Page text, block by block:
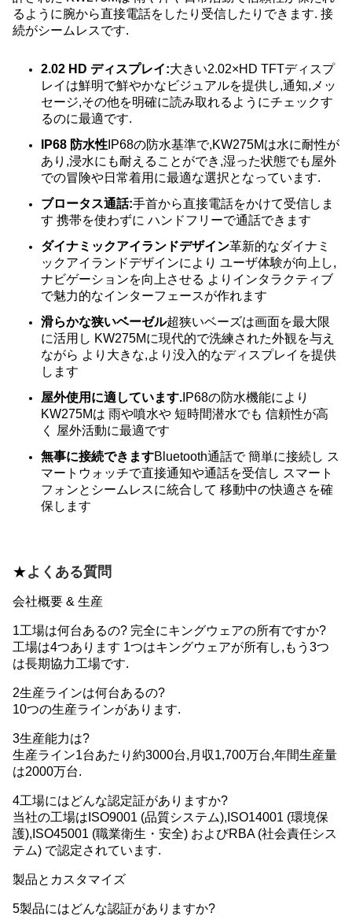
るように腕から直接電話をしたり受信したりできます. 接
続がシームレスです.
2.02 HD ディスプレイ:大きい2.02×HD TFTディスプ
レイは鮮明で鮮やかなビジュアルを提供し,通知,メッ
セージ,その他を明確に読み取れるようにチェックす
るのに最適です.
IP68 防水性 IP68の防水基準で,KW275Mは水に耐性が
あり,浸水にも耐えることができ,湿った状態でも屋外
での冒険や日常着用に最適な選択となっています.
ブロータス通話:手首から直接電話をかけて受信しま
す 携帯を使わずに ハンドフリーで通話できます
ダイナミックアイランドデザイン革新的なダイナミ
ックアイランドデザインにより ユーザ体験が向上し,
ナビゲーションを向上させる よりインタラクティブ
で魅力的なインターフェースが作れます
滑らかな狭いベーゼル超狭いベーズは画面を最大限
に活用し KW275Mに現代的で洗練された外観を与え
ながら より大きな,より没入的なディスプレイを提供
します
屋外使用に適しています. IP68の防水機能により
KW275Mは 雨や噴水や 短時間潜水でも 信頼性が高
く 屋外活動に最適です
無事に接続できますBluetooth通話で 簡単に接続し ス
マートウォッチで直接通知や通話を受信し スマート
フォンとシームレスに統合して 移動中の快適さを確
保します
★よくある質問
会社概要 & 生産
1工場は何台あるの? 完全にキングウェアの所有ですか?
工場は4つあります 1つはキングウェアが所有し,もう3つ
は長期協力工場です.
2生産ラインは何台あるの?
10つの生産ラインがあります.
3生産能力は?
生産ライン1台あたり約3000台,月収1,700万台,年間生産量
は2000万台.
4工場にはどんな認定証がありますか?
当社の工場はISO9001 (品質システム),ISO14001 (環境保
護),ISO45001 (職業衛生・安全) およびRBA (社会責任シス
テム) で認定されています.
製品とカスタマイズ
5製品にはどんな認証がありますか?